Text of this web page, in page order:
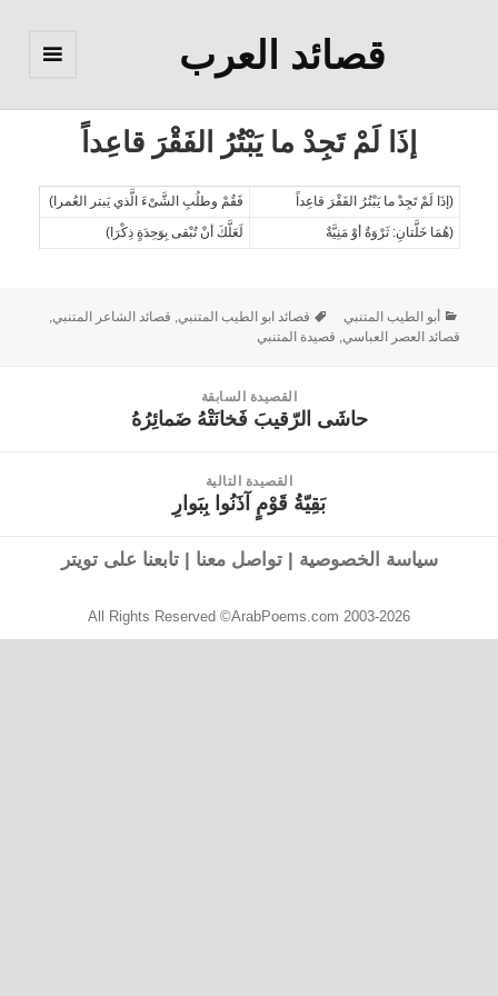
قصائد العرب
إذَا لَمْ تَجِدْ ما يَبْتُرُ الفَقْرَ قاعِداً
(إذَا لَمْ تَجِدْ ما يَبْتُرُ الفَقْرَ قاعِداً
فَقُمْ وطلُبِ الشَّىْءَ الَّذي يَبتر العُمرا)
(هُمَا خَلَّتانِ: ثَرْوَةٌ أوْ مَنِيَّةٌ
لَعَلَّكَ أنْ تُبْقى بِوَحِدَةٍ ذِكْرَا)
أبو الطيب المتنبي قصائد ابو الطيب المتنبي, قصائد الشاعر المتنبي,
قصائد العصر العباسي, قصيدة المتنبي
القصيدة السابقة
حاشَى الرّقيبَ فَخانَتْهُ ضَمائِرُهُ
القصيدة التالية
بَقِيّةُ قَوْمٍ آذَنُوا بِبَوارِ
سياسة الخصوصية |تواصل معنا |تابعنا على تويتر
All Rights Reserved ©ArabPoems.com 2003-2026